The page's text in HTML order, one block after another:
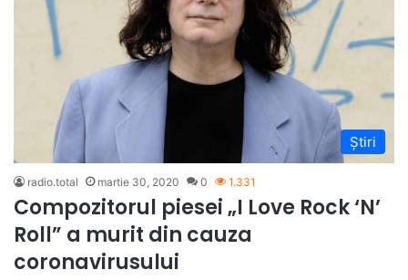
Știri
radio.total martie 30, 2020 0 1.331
Compozitorul piesei „I Love Rock ‘N’
Roll” a murit din cauza
coronavirusului